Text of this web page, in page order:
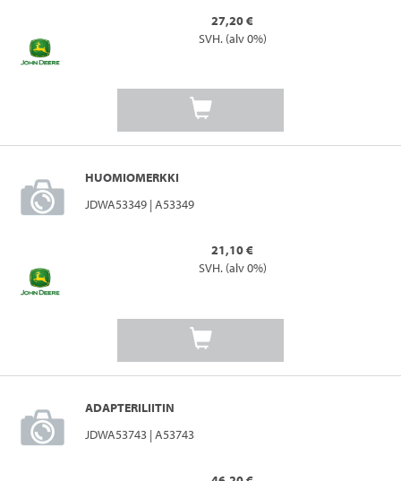
27,20 €
SVH. (alv 0%)
HUOMIOMERKKI
JDWA53349 | A53349
21,10 €
SVH. (alv 0%)
ADAPTERILIITIN
JDWA53743 | A53743